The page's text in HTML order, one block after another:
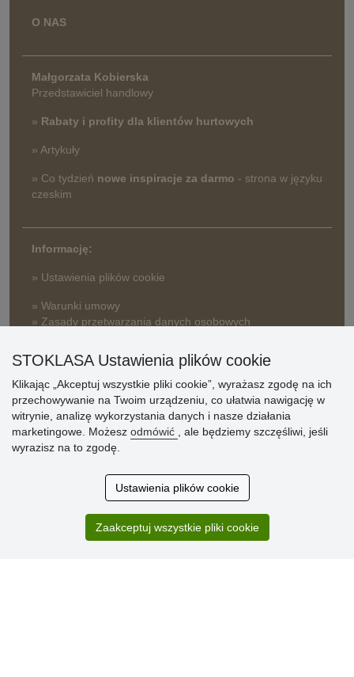
O NAS
Małgorzata Kobierska
Przedstawiciel handlowy
» Rabaty i profity dla klientów hurtowych
» Artykuły
» Co tydzień nowe inspiracje za darmo - strona w języku
czeskim
Informację:
» Ustawienia plików cookie
» Warunki umowy
» Zasady przetwarzania danych osobowych
» Reklamacje
» Dlaczego należy się zarejestrować?
» Najczęściej zadawane pytania
Zakup przebiegł sprawnie. Jestem
zadowolona. Polecam.
STOKLASA Ustawienia plików cookie
Klikając „Akceptuj wszystkie pliki cookie”, wyrażasz zgodę na ich
przechowywanie na Twoim urządzeniu, co ułatwia nawigację w
witrynie, analizę wykorzystania danych i nasze działania
marketingowe. Możesz odmówić
, ale będziemy szczęśliwi, jeśli
wyrazisz na to zgodę.
Ustawienia plików cookie
Zaakceptuj wszystkie pliki cookie